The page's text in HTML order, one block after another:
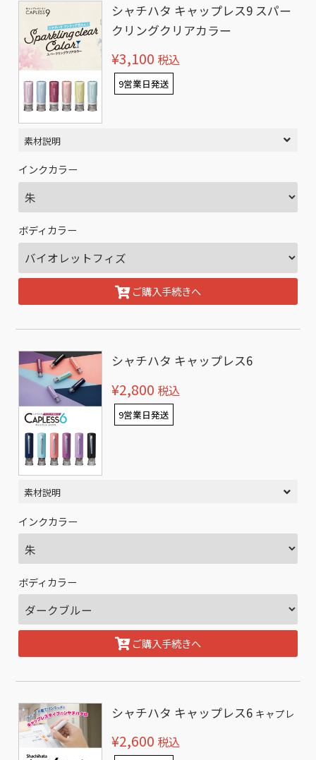
シャチハタ キャップレス9 スパー
クリングクリアカラー
¥3,100 税込
9営業日発送
素材説明
インクカラー
ボディカラー
ご購入手続きへ
シャチハタ キャップレス6
¥2,800 税込
9営業日発送
素材説明
インクカラー
ボディカラー
ご購入手続きへ
シャチハタ キャップレス6 キャプレ
¥2,600 税込